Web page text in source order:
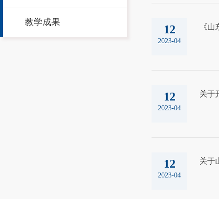
教学成果
12
2023-04
《
12
2023-04
关于
12
2023-04
关于